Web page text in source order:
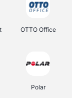
OTTO Office
Polar